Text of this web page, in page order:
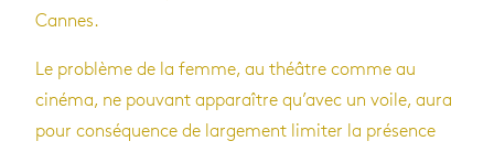
Cannes.
Le pro­blème de la femme, au théâtre comme au
cinéma, ne pou­vant appa­raître qu’avec un voile, aura
pour consé­quence de lar­ge­ment limi­ter la pré­sence